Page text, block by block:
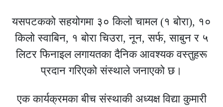
यसपटकको सहयोगमा ३० किलो चामल (१ बोरा), १०
किलो स्वाबिन, १ बोरा चिउरा, नून, सर्फ, साबुन र ५
लिटर फिनाइल लगायतका दैनिक आवश्यक वस्तुहरू
प्रदान गरिएको संस्थाले जनाएको छ।
एक कार्यक्रमका बीच संस्थाकी अध्यक्ष विद्या कुमारी